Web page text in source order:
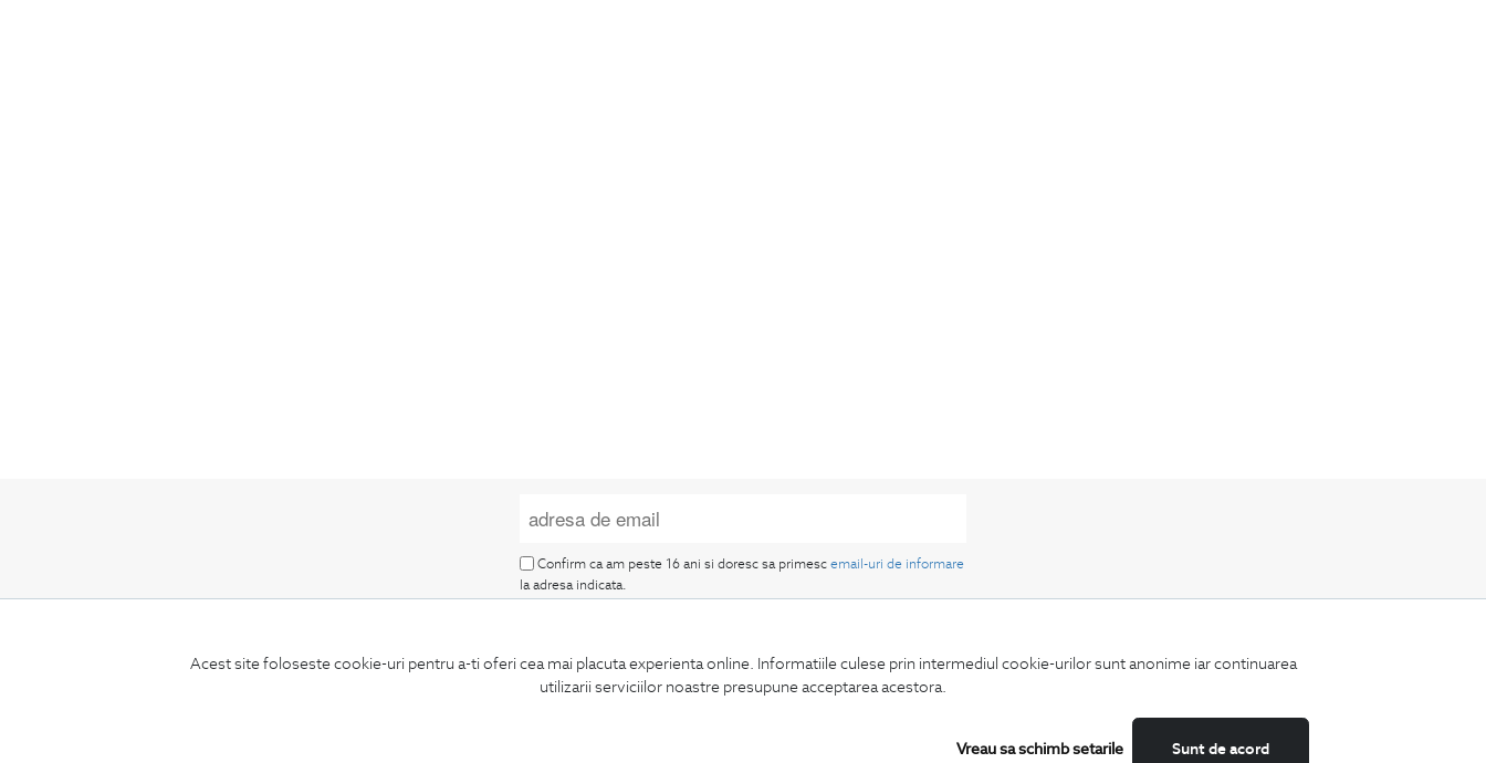
Acest site foloseste cookie-uri pentru a-ti oferi cea mai placuta experienta online. Informatiile culese prin intermediul cookie-urilor sunt anonime iar continuarea
utilizarii serviciilor noastre presupune acceptarea acestora.
Sunt de acord
Vreau sa schimb setarile
ABONEAZA-TE
LA NEWSLETTER
Confirm ca am peste 16 ani si doresc sa primescemail-uri de informare
la adresa indicata.